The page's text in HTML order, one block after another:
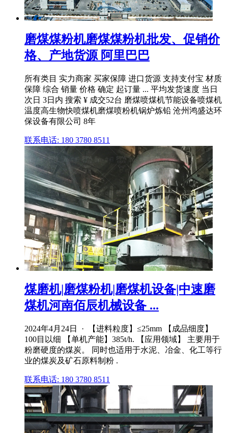
磨煤煤粉机磨煤煤粉机批发、促销价
格、产地货源 阿里巴巴
所有类目 实力商家 买家保障 进口货源 支持支付宝 材质
保障 综合 销量 价格 确定 起订量 ... 平均发货速度 当日
次日 3日内 搜索 ¥ 成交52台 磨煤喷煤机节能设备喷煤机
温度高生物快喷煤机磨煤喷粉机锅炉炼铅 沧州鸿盛达环
保设备有限公司 8年
联系电话: 180 3780 8511
煤磨机|磨煤粉机|磨煤机设备|中速磨
煤机河南佰辰机械设备 ...
2024年4月24日 · 【进料粒度】≤25mm 【成品细度】
100目以细 【单机产能】385t/h. 【应用领域】 主要用于
粉磨硬度的煤炭。 同时也适用于水泥、冶金、化工等行
业的煤炭及矿石原料制粉 .
联系电话: 180 3780 8511